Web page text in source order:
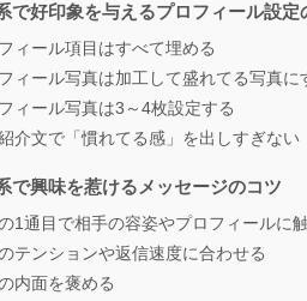
で好印象を与えるプロフィール設定
ィール項目はすべて埋める
ィール写真は加工して盛れてる写真に
ィール写真は3～4枚設定する
介文で「慣れてる感」を出しすぎない
で興味を惹けるメッセージのコツ
1通目で相手の容姿やプロフィールに
テンションや返信速度に合わせる
内面を褒める